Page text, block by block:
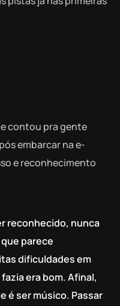
contou pra gente
embarcar na e-
e reconhecimento
reconhecido, nunca
parece
dificuldades em
era bom. Afinal,
é ser músico. Passar